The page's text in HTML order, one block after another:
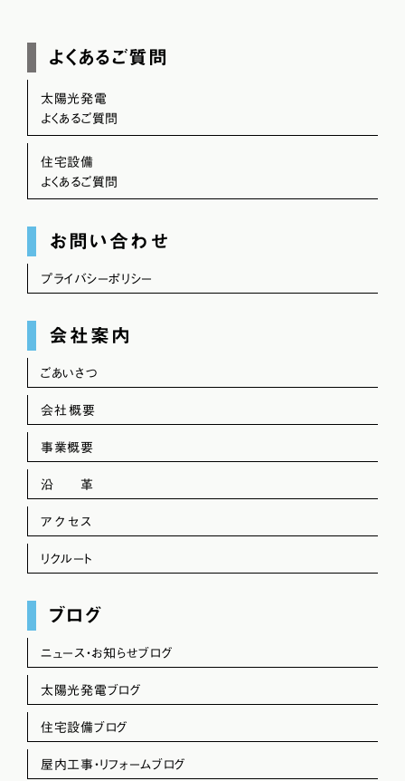
よくあるご質問
太陽光発電
よくあるご質問
住宅設備
よくあるご質問
お問い合わせ
プライバシーポリシー
会社案内
ごあいさつ
会社概要
事業概要
沿 革
アクセス
リクルート
ブログ
ニュース・お知らせブログ
太陽光発電ブログ
住宅設備ブログ
屋内工事・リフォームブログ